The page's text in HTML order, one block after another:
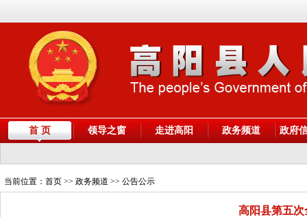
首 页 领导之窗 走进高阳 政务频道 政府
当前位置： 首页 >> 政务频道 >> 公告公示
高阳县第五